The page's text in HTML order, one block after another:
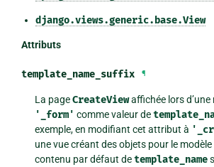
django.views.generic.base.View
Attributs
template_name_suffix ¶
La pageCreateViewaffichée lors
'_form' comme valeur de
exemple, en modifiant cet attribut à
une vue créant des objets pour le modèle
contenu par défaut detemplate_name